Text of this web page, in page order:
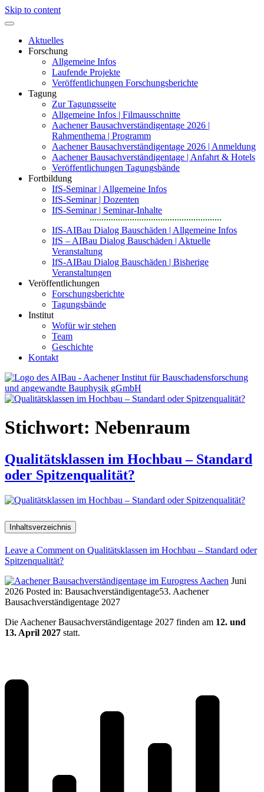
Skip to content
Aktuelles
Forschung
Allgemeine Infos
Laufende Projekte
Veröffentlichungen Forschungsberichte
Tagung
Zur Tagungsseite
Allgemeine Infos | Filmausschnitte
Aachener Bausachverständigentage 2026 |
Rahmenthema | Programm
Aachener Bausachverständigentage 2026 | Anmeldung
Aachener Bausachverständigentage | Anfahrt & Hotels
Veröffentlichungen Tagungsbände
Fortbildung
IfS-Seminar | Allgemeine Infos
IfS-Seminar | Dozenten
IfS-Seminar | Seminar-Inhalte
IfS-AIBau Dialog Bauschäden | Allgemeine Infos
IfS – AIBau Dialog Bauschäden | Aktuelle
Veranstaltung
IfS-AIBau Dialog Bauschäden | Bisherige
Veranstaltungen
Veröffentlichungen
Forschungsberichte
Tagungsbände
Institut
Wofür wir stehen
Team
Geschichte
Kontakt
angewandte Bauphysik
Stichwort: Nebenraum
Qualitätsklassen im Hochbau – Standard
oder Spitzenqualität?
Inhaltsverzeichnis
Leave a Comment on Qualitätsklassen im Hochbau – Standard oder
Spitzenqualität?
Juni
2026 Posted in: Bausachverständigentage53. Aachener
Bausachverständigentage 2027
Die Aachener Bausachverständigentage 2027 finden am 12. und
13. April 2027 statt.